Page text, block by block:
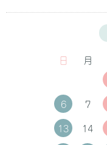
日 月
6
7
13
14